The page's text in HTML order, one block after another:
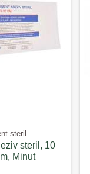
steril
steril, 10
Minut